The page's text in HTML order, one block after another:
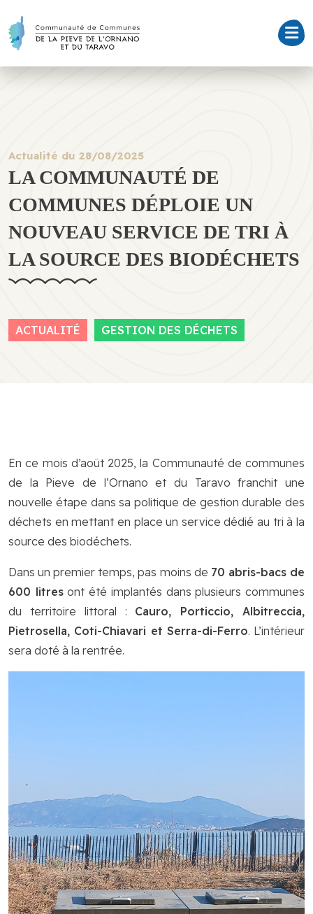
Actualité du 28/08/2025
LA COMMUNAUTÉ DE
COMMUNES DÉPLOIE UN
NOUVEAU SERVICE DE TRI À
LA SOURCE DES BIODÉCHETS
ACTUALITÉ GESTION DES DÉCHETS
En ce mois d’août 2025, la Communauté de communes
de la Pieve de l’Ornano et du Taravo franchit une
nouvelle étape dans sa politique de gestion durable des
déchets en mettant en place un service dédié au tri à la
source des biodéchets.
Dans un premier temps, pas moins de 70 abris-bacs de
600 litresont été implantés dans plusieurs communes
du territoire littoral : Cauro, Porticcio, Albitreccia,
Pietrosella, Coti-Chiavari et Serra-di-Ferro. L’intérieur
sera doté à la rentrée.